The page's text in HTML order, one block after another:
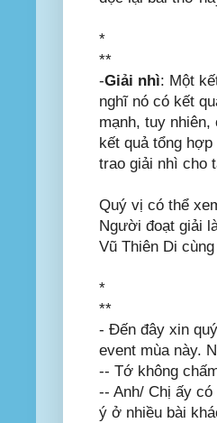
*
**
-Giải nhì: Một
nghĩ nó có kết
mạnh, tuy
kết quả tổng
trao giải nhì cho
Quý vị có thể
Người đoạt giải
Vũ Thiên Di
*
**
- Đến đây xin
event mùa này.
-- Tớ không
-- Anh/ Chị ấy
ý ở nhiều bài